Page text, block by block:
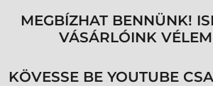
MEGBÍZHAT BENNÜNK!
VÁSÁRLÓINK
KÖVESSE BE YOUTUBE